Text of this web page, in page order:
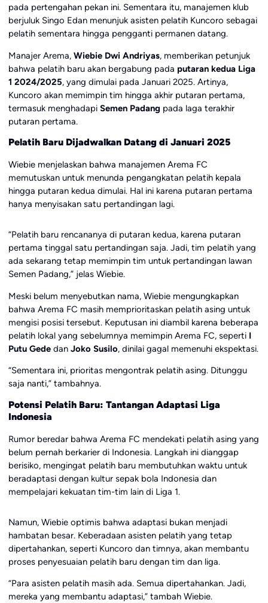
pada pertengahan pekan ini. Sementara itu, manajemen klub
berjuluk Singo Edan menunjuk asisten pelatih Kuncoro sebagai
pelatih sementara hingga pengganti permanen datang.
Manajer Arema, Wiebie Dwi Andriyas, memberikan petunjuk
bahwa pelatih baru akan bergabung pada putaran kedua Liga
1 2024/2025, yang dimulai pada Januari 2025. Artinya,
Kuncoro akan memimpin tim hingga akhir putaran pertama,
termasuk menghadapi Semen Padang pada laga terakhir
putaran pertama.
Pelatih Baru Dijadwalkan Datang di Januari 2025
Wiebie menjelaskan bahwa manajemen Arema FC
memutuskan untuk menunda pengangkatan pelatih kepala
hingga putaran kedua dimulai. Hal ini karena putaran pertama
hanya menyisakan satu pertandingan lagi.
“Pelatih baru rencananya di putaran kedua, karena putaran
pertama tinggal satu pertandingan saja. Jadi, tim pelatih yang
ada sekarang tetap memimpin tim untuk pertandingan lawan
Semen Padang,” jelas Wiebie.
Meski belum menyebutkan nama, Wiebie mengungkapkan
bahwa Arema FC masih memprioritaskan pelatih asing untuk
mengisi posisi tersebut. Keputusan ini diambil karena beberapa
pelatih lokal yang sebelumnya memimpin Arema FC, seperti I
Putu Gededan Joko Susilo, dinilai gagal memenuhi ekspektasi.
“Sementara ini, prioritas mengontrak pelatih asing. Ditunggu
saja nanti,” tambahnya.
Potensi Pelatih Baru: Tantangan Adaptasi Liga
Indonesia
Rumor beredar bahwa Arema FC mendekati pelatih asing yang
belum pernah berkarier di Indonesia. Langkah ini dianggap
berisiko, mengingat pelatih baru membutuhkan waktu untuk
beradaptasi dengan kultur sepak bola Indonesia dan
mempelajari kekuatan tim-tim lain di Liga 1.
Namun, Wiebie optimis bahwa adaptasi bukan menjadi
hambatan besar. Keberadaan asisten pelatih yang tetap
dipertahankan, seperti Kuncoro dan timnya, akan membantu
proses penyesuaian pelatih baru dengan tim dan liga.
“Para asisten pelatih masih ada. Semua dipertahankan. Jadi,
mereka yang membantu adaptasi,” tambah Wiebie.